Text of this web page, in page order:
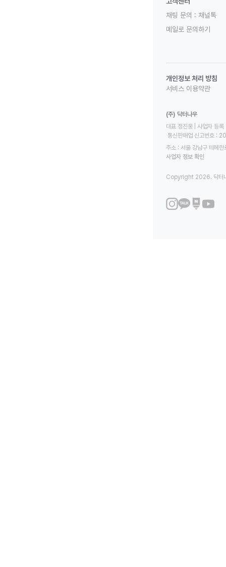
채팅 문의 : 채널톡
메일로 문의하기
개인정보 처리 방침
서비스 이용약관
(주) 닥터나우
대표 정진웅 | 사업자
통신판매업 신고번호
주소 : 서울 강남구 테헤
사업자 정보 확인
Copyright 2026. 닥터